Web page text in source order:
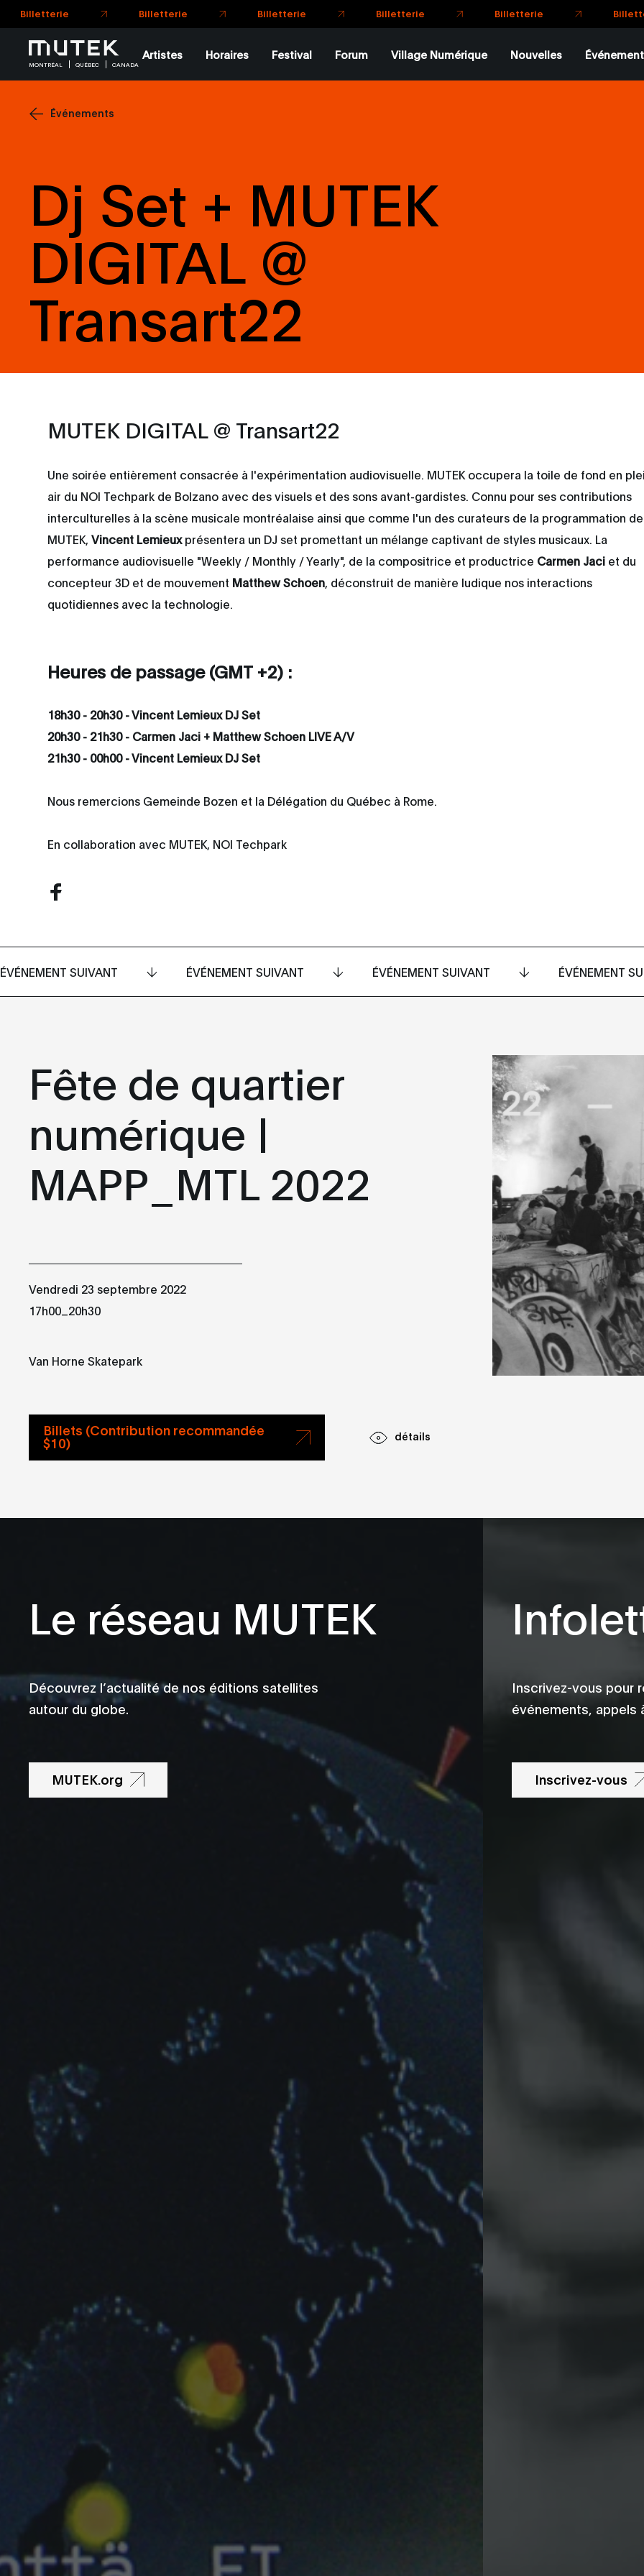
MONTRÉAL QUÉBEC CANADA
Artistes Horaires Festival Forum Village Numérique Nouvelles
Événements
Dj Set + MUTEK
DIGITAL @
Transart22
MUTEK DIGITAL @ Transart22
Une soirée entièrement consacrée à l'expérimentation audiovisuelle. MUTEK occupera la toile de fond en
air du NOI Techpark de Bolzano avec des visuels et des sons avant-gardistes. Connu pour ses contributions
interculturelles à la scène musicale montréalaise ainsi que comme l'un des curateurs de la programmation de
MUTEK,Vincent Lemieuxprésentera un DJ set promettant un mélange captivant de styles musicaux. La
performance audiovisuelle "Weekly / Monthly / Yearly", de la compositrice et productrice Carmen Jaci et du
concepteur 3D et de mouvement Matthew Schoen , déconstruit de manière ludique nos interactions
quotidiennes avec la technologie.
Heures de passage (GMT +2) :
18h30 - 20h30 - Vincent Lemieux DJ Set
20h30 - 21h30 - Carmen Jaci + Matthew Schoen LIVE A/V
21h30 - 00h00 - Vincent Lemieux DJ Set
Nous remercions Gemeinde Bozen et la Délégation du Québec à Rome.
En collaboration avec MUTEK, NOI Techpark
ÉVÉNEMENT SUIVANT ÉVÉNEMENT SUIVANT ÉVÉNEMENT SUIVANT ÉVÉNEMENT
Fête de quartier
numérique |
MAPP_MTL 2022
Vendredi 23 septembre 2022
17h00 20h30
Van Horne Skatepark
Billets (Contribution recommandée
$10) détails
Le réseau MUTEK
Découvrez l’actualité de nos éditions satellites
autour du globe.
MUTEK.org
Inscrivez-vous pour
événements, appels
Inscrivez-vous